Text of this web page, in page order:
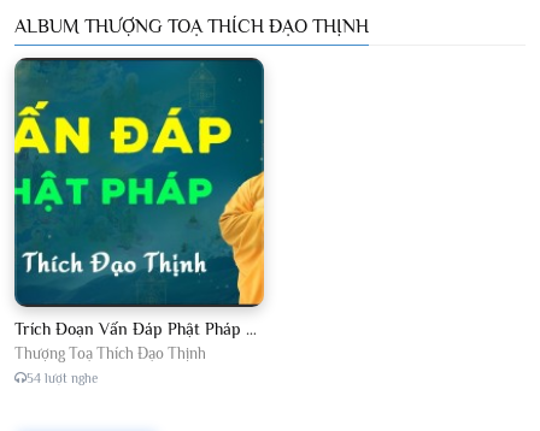
ALBUM THƯỢNG TOẠ THÍCH ĐẠO THỊNH
Trích Đoạn Vấn Đáp Phật Pháp 2026
Thượng Toạ Thích Đạo Thịnh
54 lượt nghe